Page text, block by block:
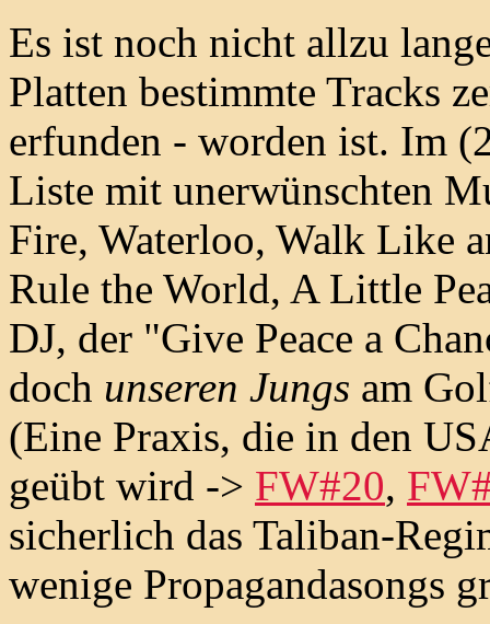
Es ist noch nicht allzu
Platten bestimmte Tracks
erfunden - worden ist. Im
Liste mit unerwünschten
Fire, Waterloo, Walk Like
Rule the World, A Little
DJ, der "Give Peace a
doch unseren Jungs am
(Eine Praxis, die in den
geübt wird -> FW#20,
sicherlich das Taliban-
wenige Propagandasongs